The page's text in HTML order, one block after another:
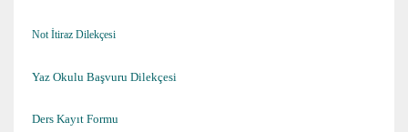
Not İtiraz Dilekçesi
Yaz Okulu Başvuru Dilekçesi
Ders Kayıt Formu